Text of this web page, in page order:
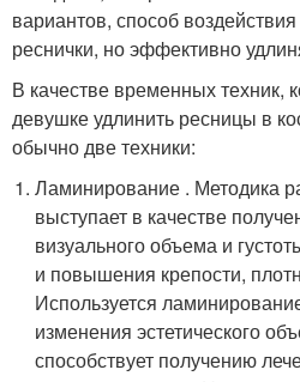
вариантов, способ
реснички, но эффективно
В качестве временных техник,
девушке удлинить ресницы в
обычно две техники:
Ламинирование . Методика
выступает в качестве
визуального объема и
и повышения крепости,
Используется
изменения эстетического
способствует получению